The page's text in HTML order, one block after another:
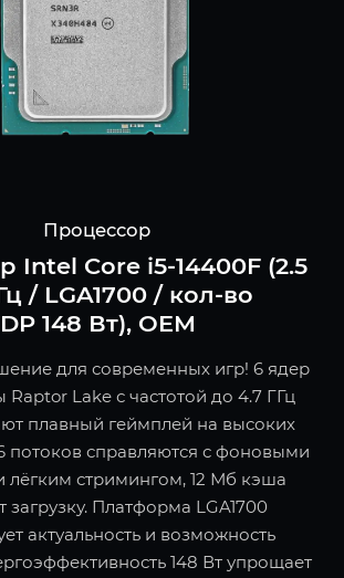
Процессор
Intel Core i5-14400F (2.5
/ LGA1700 / кол-во
148 Вт), OEM
для современных игр! 6 ядер
Raptor Lake с частотой до 4.7 ГГц
плавный геймплей на высоких
потоков справляются с фоновыми
лёгким стримингом, 12 Мб кэша
загрузку. Платформа LGA1700
актуальность и возможность
148 Вт упрощает